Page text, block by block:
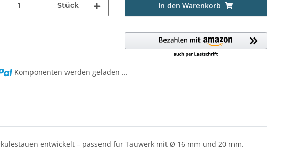
Stück In den Warenkorb
Komponenten werden geladen ...
entwickelt – passend für Tauwerk mit Ø 16 mm und 20 mm.